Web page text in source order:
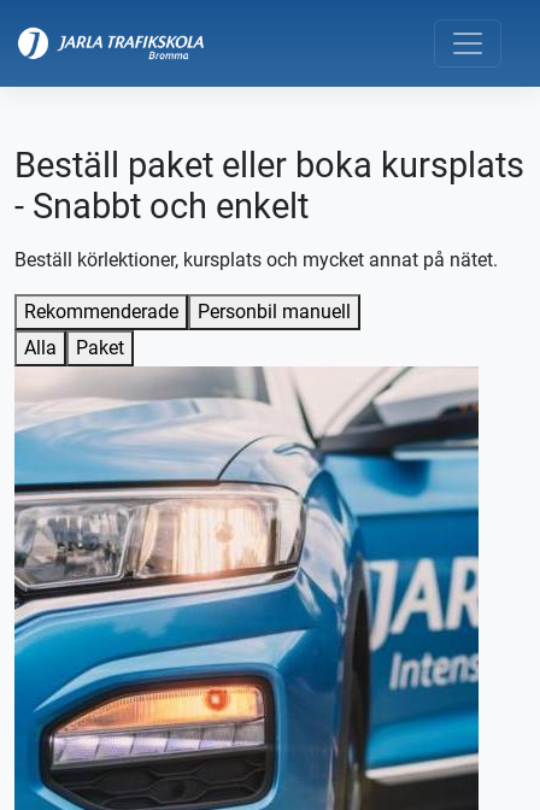
Beställ paket eller boka kursplats
- Snabbt och enkelt
Beställ körlektioner, kursplats och mycket annat på nätet.
Rekommenderade
Personbil manuell
Alla
Paket